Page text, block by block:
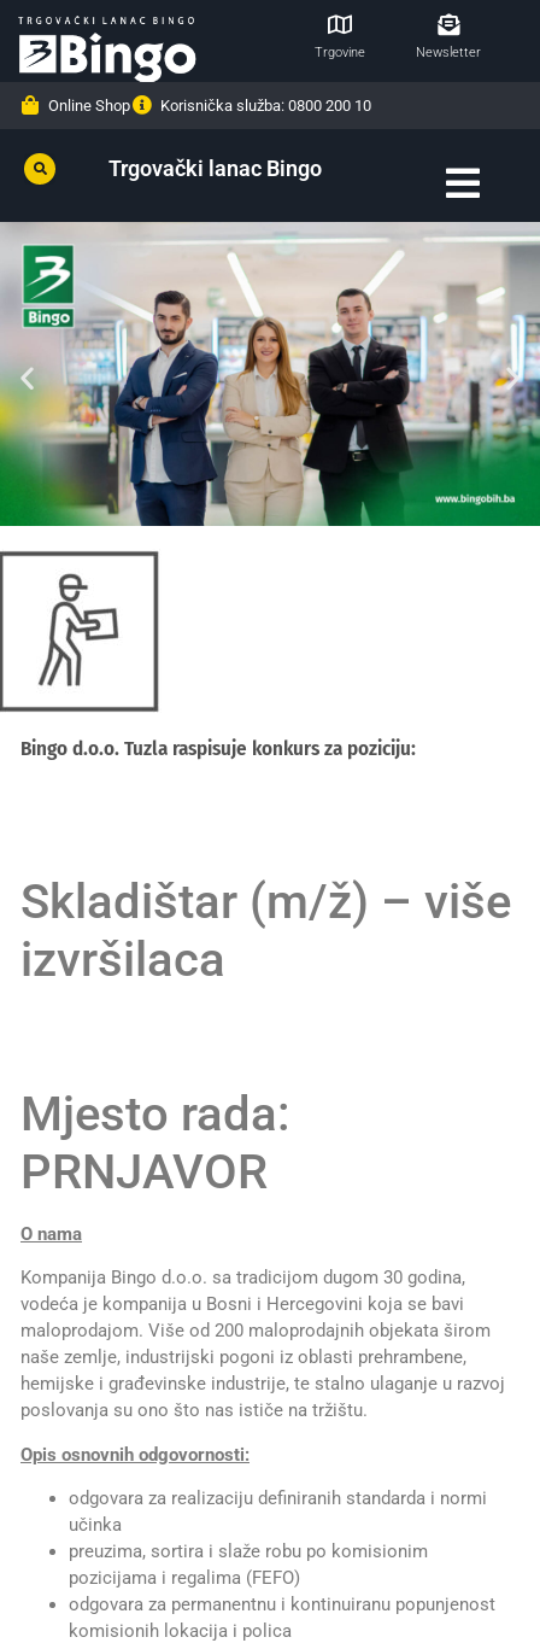
Trgovine Newsletter
Online Shop Korisnička služba: 0800 200 10
Trgovački lanac Bingo
Bingo d.o.o. Tuzla raspisuje konkurs za poziciju:
Skladištar (m/ž) – više
izvršilaca
Mjesto rada:
PRNJAVOR
O nama
Kompanija Bingo d.o.o. sa tradicijom dugom 30 godina,
vodeća je kompanija u Bosni i Hercegovini koja se bavi
maloprodajom. Više od 200 maloprodajnih objekata širom
naše zemlje, industrijski pogoni iz oblasti prehrambene,
hemijske i građevinske industrije, te stalno ulaganje u razvoj
poslovanja su ono što nas ističe na tržištu.
Opis osnovnih odgovornosti:
odgovara za realizaciju definiranih standarda i normi
učinka
preuzima, sortira i slaže robu po komisionim
pozicijama i regalima (FEFO)
odgovara za permanentnu i kontinuiranu popunjenost
komisionih lokacija i polica